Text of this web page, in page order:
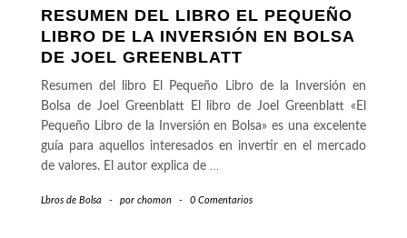
RESUMEN DEL LIBRO EL PEQUEÑO
LIBRO DE LA INVERSIÓN EN BOLSA
DE JOEL GREENBLATT
Resumen del libro El Pequeño Libro de la Inversión en
Bolsa de Joel Greenblatt El libro de Joel Greenblatt «El
Pequeño Libro de la Inversión en Bolsa» es una excelente
guía para aquellos interesados en invertir en el mercado
de valores. El autor explica de …
Lbros de Bolsa - por chomon - 0 Comentarios